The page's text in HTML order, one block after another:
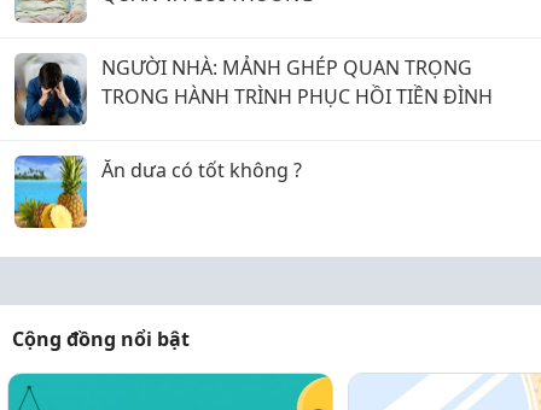
NGƯỜI NHÀ: MẢNH GHÉP QUAN TRỌNG
TRONG HÀNH TRÌNH PHỤC HỒI TIỀN ĐÌNH
Ăn dưa có tốt không ?
Cộng đồng nổi bật